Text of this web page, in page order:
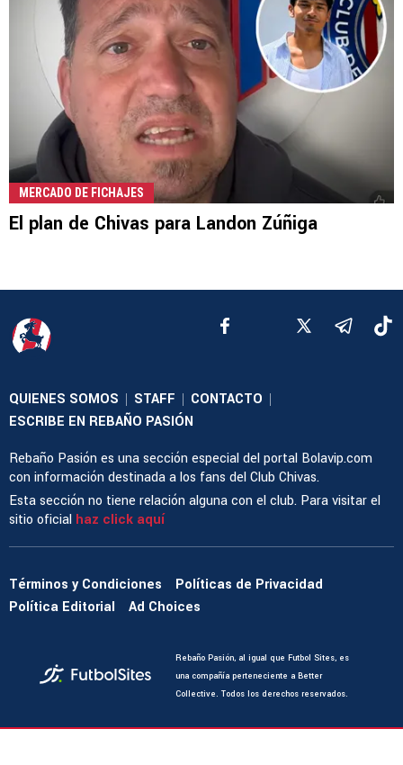
MERCADO DE FICHAJES
El plan de Chivas para Landon Zúñiga
QUIENES SOMOS STAFF CONTACTO
ESCRIBE EN REBAÑO PASIÓN
Rebaño Pasión es una sección especial del portal Bolavip.com
con información destinada a los fans del Club Chivas.
Esta sección no tiene relación alguna con el club. Para visitar el
sitio oficial haz click aquí
Términos y Condiciones
Políticas de Privacidad
Política Editorial
Ad Choices
Rebaño Pasión, al igual que Futbol Sites, es
una compañía perteneciente a Better
Collective. Todos los derechos reservados.